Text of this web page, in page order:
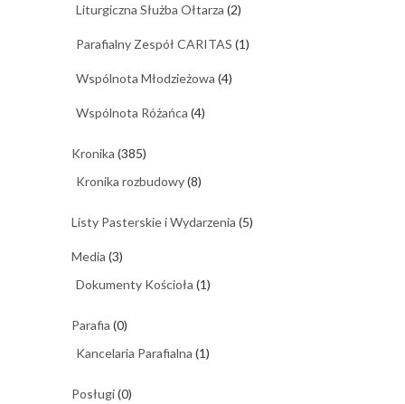
Liturgiczna Służba Ołtarza (2)
Parafialny Zespół CARITAS (1)
Wspólnota Młodzieżowa (4)
Wspólnota Różańca (4)
Kronika (385)
Kronika rozbudowy(8)
Listy Pasterskie i Wydarzenia (5)
Media (3)
Dokumenty Kościoła (1)
Parafia (0)
Kancelaria Parafialna (1)
Posługi(0)